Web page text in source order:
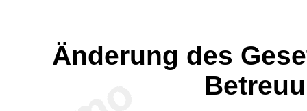
Änderung des